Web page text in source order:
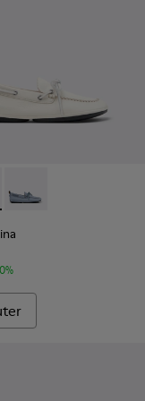
en cuir blanc Pour
002
- K201914-001
- K201848-004 -
Right Nina -